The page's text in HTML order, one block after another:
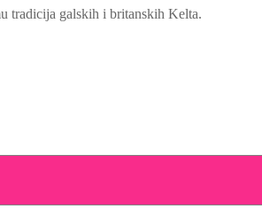
tradicija galskih i britanskih Kelta.